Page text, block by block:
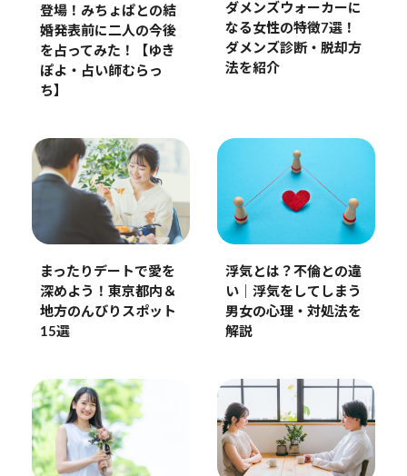
登場！みちょぱとの結
婚発表前に二人の今後
を占ってみた！【ゆき
ぽよ・占い師むらっ
ち】
ダメンズウォーカーに
なる女性の特徴7選！
ダメンズ診断・脱却方
法を紹介
まったりデートで愛を
深めよう！東京都内＆
地方のんびりスポット
15選
浮気とは？不倫との違
い｜浮気をしてしまう
男女の心理・対処法を
解説